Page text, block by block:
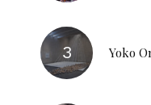
Yoko